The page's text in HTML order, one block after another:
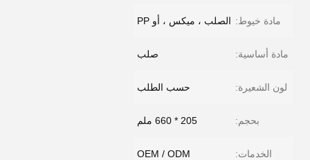
مادة خيوط: الصلب ، ميكس ، أو PP
مادة أساسية: صلب
لون الشعيرة: حسب الطلب
بحجم: 205 * 660 ملم
الخدمات: OEM / ODM